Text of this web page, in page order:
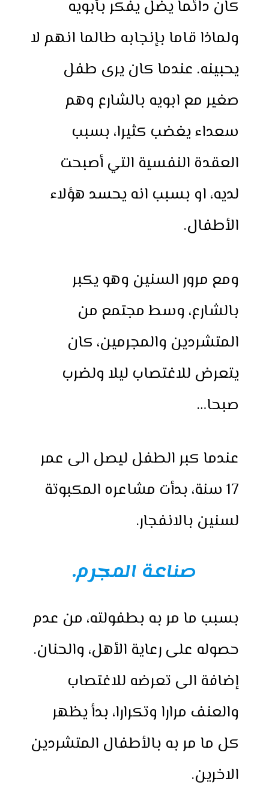
كان دائما يضل يفكر بأبويه
ولماذا قاما بإنجابه طالما انهم لا
يحبينه. عندما كان يرى طفل
صغير مع ابويه بالشارع وهم
سعداء يغضب كثيرا، بسبب
العقدة النفسية التي أصبحت
لديه، او بسبب انه يحسد هؤلاء
الأطفال.
ومع مرور السنين وهو يكبر
بالشارع، وسط مجتمع من
المتشردين والمجرمين، كان
يتعرض للاغتصاب ليلا ولضرب
صبحا…
عندما كبر الطفل ليصل الى عمر
17 سنة، بدأت مشاعره المكبوتة
لسنين بالانفجار.
صناعة المجرم.
بسبب ما مر به بطفولته، من عدم
حصوله على رعاية الأهل، والحنان.
إضافة الى تعرضه للاغتصاب
والعنف مرارا وتكرارا، بدأ يظهر
كل ما مر به بالأطفال المتشردين
الاخرين.